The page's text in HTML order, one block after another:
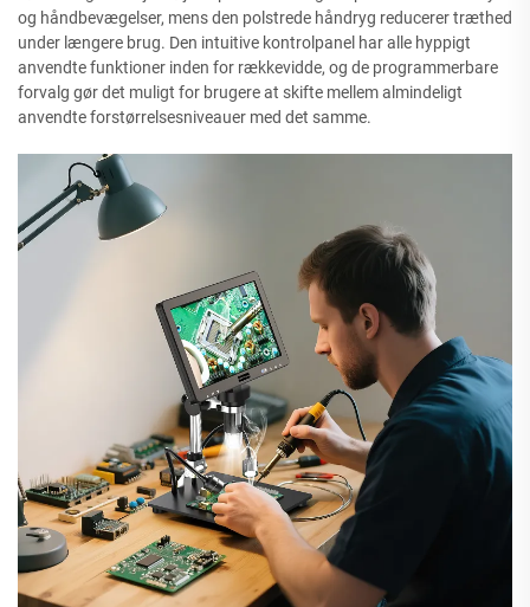
og håndbevægelser, mens den polstrede håndryg reducerer træthed
under længere brug. Den intuitive kontrolpanel har alle hyppigt
anvendte funktioner inden for rækkevidde, og de programmerbare
forvalg gør det muligt for brugere at skifte mellem almindeligt
anvendte forstørrelsesniveauer med det samme.